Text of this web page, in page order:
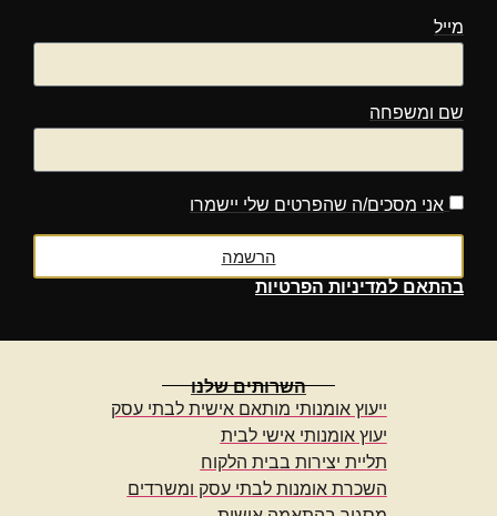
מייל
שם ומשפחה
אני מסכים/ה שהפרטים שלי יישמרו
הרשמה
בהתאם למדיניות הפרטיות
השרותים שלנו
ייעוץ אומנותי מותאם אישית לבתי עסק
יעוץ אומנותי אישי לבית
תליית יצירות בבית הלקוח
השכרת אומנות לבתי עסק ומשרדים